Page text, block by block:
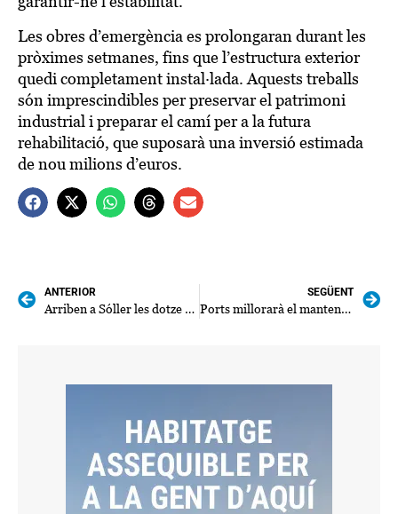
Les obres d’emergència es prolongaran durant les
pròximes setmanes, fins que l’estructura exterior
quedi completament instal·lada. Aquests treballs
són imprescindibles per preservar el patrimoni
industrial i preparar el camí per a la futura
rehabilitació, que suposarà una inversió estimada
de nou milions d’euros.
ANTERIOR
Arriben a Sóller les dotze someres que netejaran els torrents durant l’estiu
SEGÜENT
Ports millorarà el manteniment preventiu d’amarratges i estructures submarines